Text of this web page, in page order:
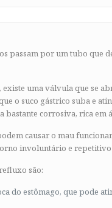
passam por um tubo que
uma válvula que se
o suco gástrico suba e
bastante corrosiva, rica em
causar o mau
involuntário e repetitivo
são:
do estômago, que pode